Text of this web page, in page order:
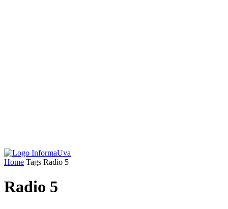
Home Tags Radio 5
Radio 5